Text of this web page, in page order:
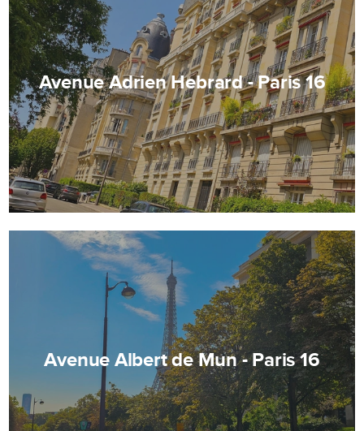
Avenue Adrien Hebrard - Paris 16
Avenue Albert de Mun - Paris 16